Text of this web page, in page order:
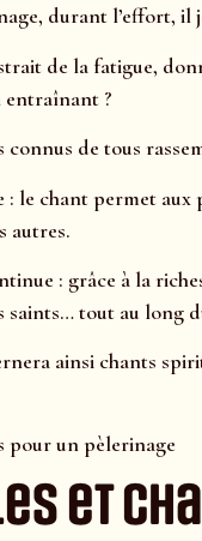
durant l’effort, il
de la fatigue,
entraînant ?
de tous
le chant permet
autres.
: grâce à la
saints… tout au long
ainsi chants
pour un pèlerinage
et